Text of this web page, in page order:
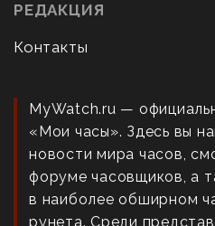
РЕДАКЦИЯ
Контакты
MyWatch.ru —
«Мои часы». Здесь вы
новости мира часов,
форуме часовщиков, а
в наиболее обширном
рунета. Среди